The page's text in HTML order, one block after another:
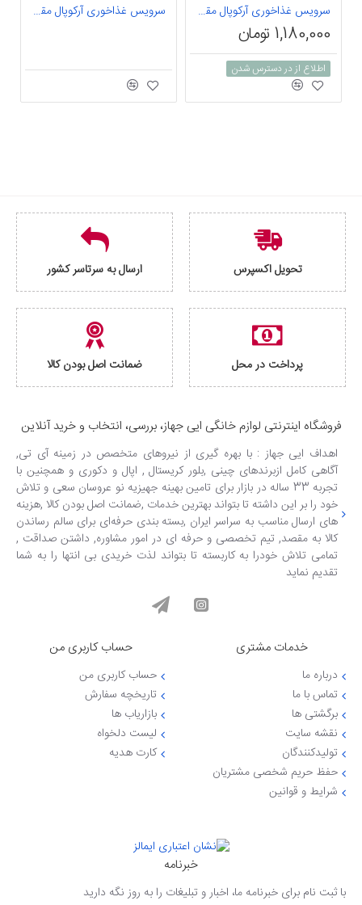
سرویس غذاخوری آرکوپال مقصود 25 پارچه داماس طرح رامیلا صورتی متالیک
1,180,000 تومان
اطلاع از در دسترس شدن
سرویس غذاخوری آرکوپال مقصود 25 پارچه داماس طرح آرتا صورتی
تحویل اکسپرس ارسال به سرتاسر کشور
پرداخت در محل ضمانت اصل بودن کالا
فروشگاه اینترنتی لوازم خانگی ایی جهاز، بررسی، انتخاب و خرید آنلاین
اهداف ایی جهاز : با بهره گیری از نیروهای متخصص در زمینه آی تی,
آگاهی کامل ازبرندهای چینی ,بلور کریستال , اپال و دکوری و همچنین با
تجربه 33 ساله در بازار برای تامین بهینه جهیزیه نو عروسان سعی و تلاش
خود را بر این داشته تا بتواند بهترین خدمات ,ضمانت اصل بودن کالا ,هزینه
های ارسال مناسب به سراسر ایران ,بسته بندی حرفه‌ای برای سالم رساندن
کالا به مقصد, تیم تخصصی و حرفه ای در امور مشاوره, داشتن صداقت ,
تمامی تلاش خودرا به کاربسته تا بتواند لذت خریدی بی انتها را به شما
تقدیم نماید
خدمات مشتری
درباره ما
تماس با ما
برگشتی ها
نقشه سایت
تولیدکنندگان
حفظ حریم شخصی مشتریان
شرایط و قوانین
حساب کاربری من
حساب کاربری من
تاریخچه سفارش
بازاریاب ها
لیست دلخواه
کارت هدیه
خبرنامه
با ثبت نام برای خبرنامه ما، اخبار و تبلیغات را به روز نگه دارید